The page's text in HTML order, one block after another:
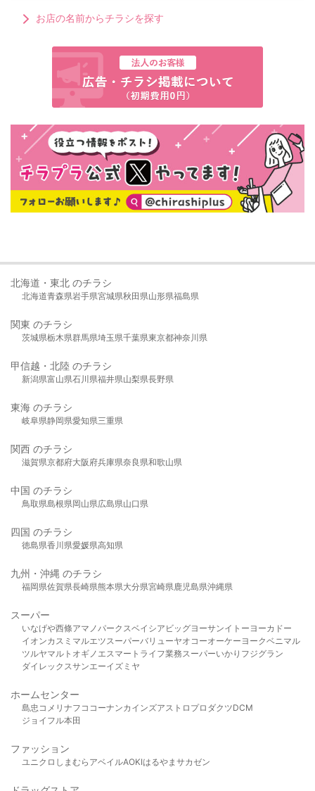
お店の名前からチラシを探す
北海道・東北 のチラシ
北海道青森県岩手県宮城県秋田県山形県福島県
関東 のチラシ
茨城県栃木県群馬県埼玉県千葉県東京都神奈川県
甲信越・北陸 のチラシ
新潟県富山県石川県福井県山梨県長野県
東海 のチラシ
岐阜県静岡県愛知県三重県
関西 のチラシ
滋賀県京都府大阪府兵庫県奈良県和歌山県
中国 のチラシ
鳥取県島根県岡山県広島県山口県
四国 のチラシ
徳島県香川県愛媛県高知県
九州・沖縄 のチラシ
福岡県佐賀県長崎県熊本県大分県宮崎県鹿児島県沖縄県
スーパー
いなげや西條アマノパークスベイシア ビッグヨーサンイトーヨーカドー
イオンカスミ マルエツスーパーバリューヤオコーオーケー ヨークベニマル
ツルヤマルト オギノ エスマート ライフ業務スーパーいかり フジグラン
ダイレックスサンエーイズミヤ
ホームセンター
島忠 コメリ ナフコ コーナンカインズアストロプロダクツDCM
ジョイフル本田
ファッション
ユニクロ しまむら アベイルAOKIはるやま サカゼン